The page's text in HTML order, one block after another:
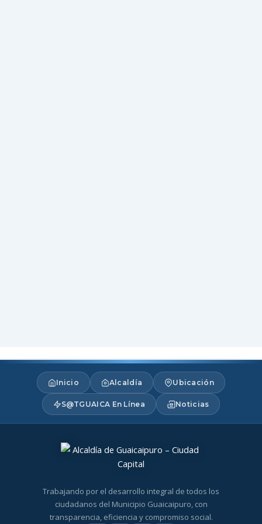
Inicio Alcaldía Ubicación
S@TGUAICA En Línea Noticias
Trabajando por el desarrollo integral de todos los
ciudadanos del Municipio Guaicaipuro, con
transparencia, eficiencia y compromiso social.